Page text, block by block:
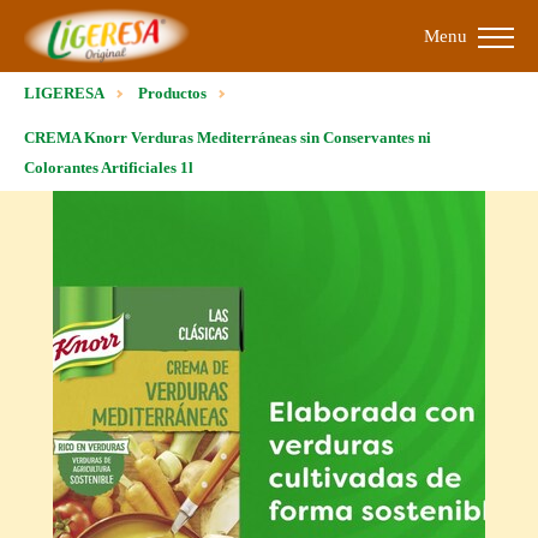
Menu
LIGERESA Productos
CREMA Knorr Verduras Mediterráneas sin Conservantes ni
Colorantes Artificiales 1l